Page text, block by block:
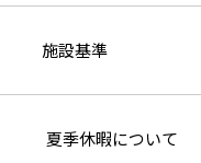
施設基準
夏季休暇について